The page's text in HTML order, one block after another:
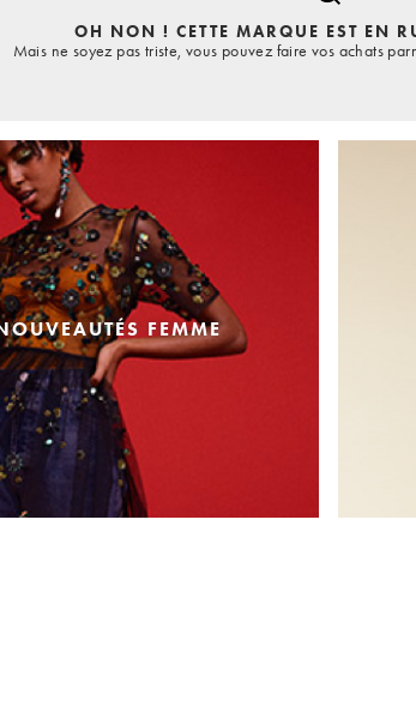
OH NON ! CETTE MARQUE EST EN
Mais ne soyez pas triste, vous pouvez faire vos achats
FEMME